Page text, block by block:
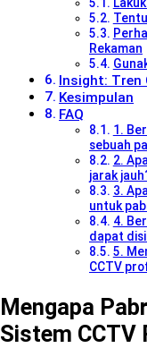
Rekaman
Insight: Tren
Kesimpulan
FAQ
1.
sebuah
2.
jarak
3.
untuk
4.
dapat
5.
CCTV
Mengapa
Sistem CCTV